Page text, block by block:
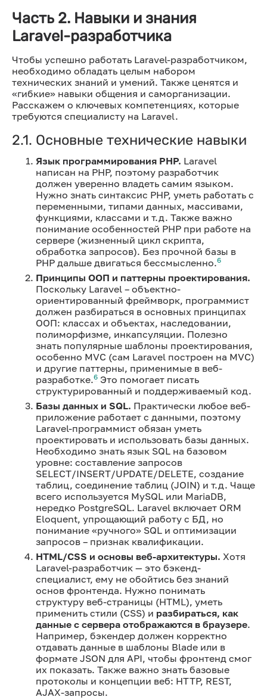
Часть 2. Навыки и знания
Laravel-разработчика
Чтобы успешно работать Laravel-разработчиком,
необходимо обладать целым набором
технических знаний и умений. Также ценятся и
«гибкие» навыки общения и саморганизации.
Расскажем о ключевых компетенциях, которые
требуются специалисту на Laravel.
2.1. Основные технические навыки
Язык программирования PHP. Laravel
написан на PHP, поэтому разработчик
должен уверенно владеть самим языком.
Нужно знать синтаксис PHP, уметь работать с
переменными, типами данных, массивами,
функциями, классами и т.д. Также важно
понимание особенностей PHP при работе на
сервере (жизненный цикл скрипта,
обработка запросов). Без прочной базы в
PHP дальше двигаться бессмысленно.6
Принципы ООП и паттерны проектирования.
Поскольку Laravel – объектно-
ориентированный фреймворк, программист
должен разбираться в основных принципах
ООП: классах и объектах, наследовании,
полиморфизме, инкапсуляции. Полезно
знать популярные шаблоны проектирования,
особенно MVC (сам Laravel построен на MVC)
и другие паттерны, применимые в веб-
разработке.6 Это помогает писать
структурированный и поддерживаемый код.
Базы данных и SQL. Практически любое веб-
приложение работает с данными, поэтому
Laravel-программист обязан уметь
проектировать и использовать базы данных.
Необходимо знать язык SQL на базовом
уровне: составление запросов
SELECT/INSERT/UPDATE/DELETE, создание
таблиц, соединение таблиц (JOIN) и т.д. Чаще
всего используется MySQL или MariaDB,
нередко PostgreSQL. Laravel включает ORM
Eloquent, упрощающий работу с БД, но
понимание «ручного» SQL и оптимизации
запросов – признак квалификации.
HTML/CSS и основы веб-архитектуры. Хотя
Laravel-разработчик — это бэкенд-
специалист, ему не обойтись без знаний
основ фронтенда. Нужно понимать
структуру веб-страницы (HTML), уметь
применить стили (CSS) и разбираться, как
данные с сервера отображаются в браузере.
Например, бэкендер должен корректно
отдавать данные в шаблоны Blade или в
формате JSON для API, чтобы фронтенд смог
их показать. Также важно знать базовые
протоколы и концепции веб: HTTP, REST,
AJAX-запросы.